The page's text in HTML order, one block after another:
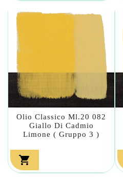
Olio Classico Ml.20 082
Giallo Di Cadmio
Limone ( Gruppo 3 )
